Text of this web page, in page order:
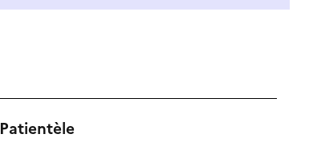
Patientèle